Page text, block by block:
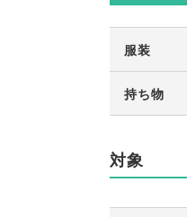
服装
持ち物
対象